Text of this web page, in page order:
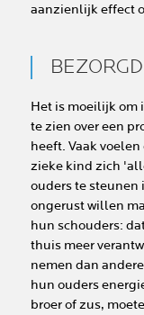
aanzienlijk effect
Het is moeilijk om
te zien over een
heeft. Vaak
zieke kind zich
ouders te
ongerust willen
hun schouders:
thuis meer
nemen dan
hun ouders
broer of zus,